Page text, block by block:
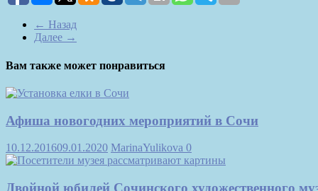
← Назад
Далее →
Вам также может понравиться
Афиша новогодних мероприятий в Сочи
10.12.201609.01.2020 MarinaYulikova 0
Двойной юбилей Сочинского художественного